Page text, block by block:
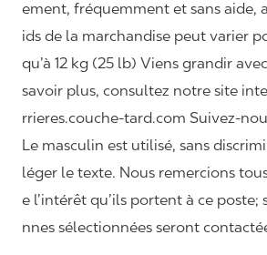
ement, fréquemment et sans aide,
ids de la marchandise peut varier
qu’à 12 kg (25 lb) Viens grandir
savoir plus, consultez notre site
rrieres.couche-tard.com Suivez-
Le masculin est utilisé, sans
léger le texte. Nous remercions
e l’intérêt qu’ils portent à ce poste;
nnes sélectionnées seront